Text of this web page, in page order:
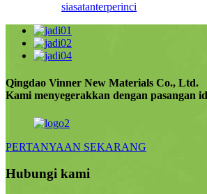
siasatanterperinci
Qingdao Vinner New Materials Co., Ltd.
Kami menyegerakkan dengan pasangan
PERTANYAAN SEKARANG
Hubungi kami